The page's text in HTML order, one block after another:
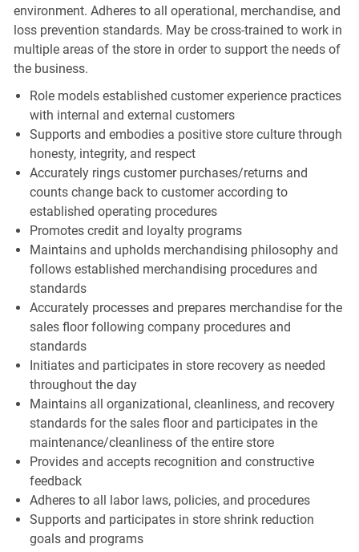
environment. Adheres to all operational, merchandise, and
loss prevention standards. May be cross-trained to work in
multiple areas of the store in order to support the needs of
the business.
Role models established customer experience practices
with internal and external customers
Supports and embodies a positive store culture through
honesty, integrity, and respect
Accurately rings customer purchases/returns and
counts change back to customer according to
established operating procedures
Promotes credit and loyalty programs
Maintains and upholds merchandising philosophy and
follows established merchandising procedures and
standards
Accurately processes and prepares merchandise for the
sales floor following company procedures and
standards
Initiates and participates in store recovery as needed
throughout the day
Maintains all organizational, cleanliness, and recovery
standards for the sales floor and participates in the
maintenance/cleanliness of the entire store
Provides and accepts recognition and constructive
feedback
Adheres to all labor laws, policies, and procedures
Supports and participates in store shrink reduction
goals and programs